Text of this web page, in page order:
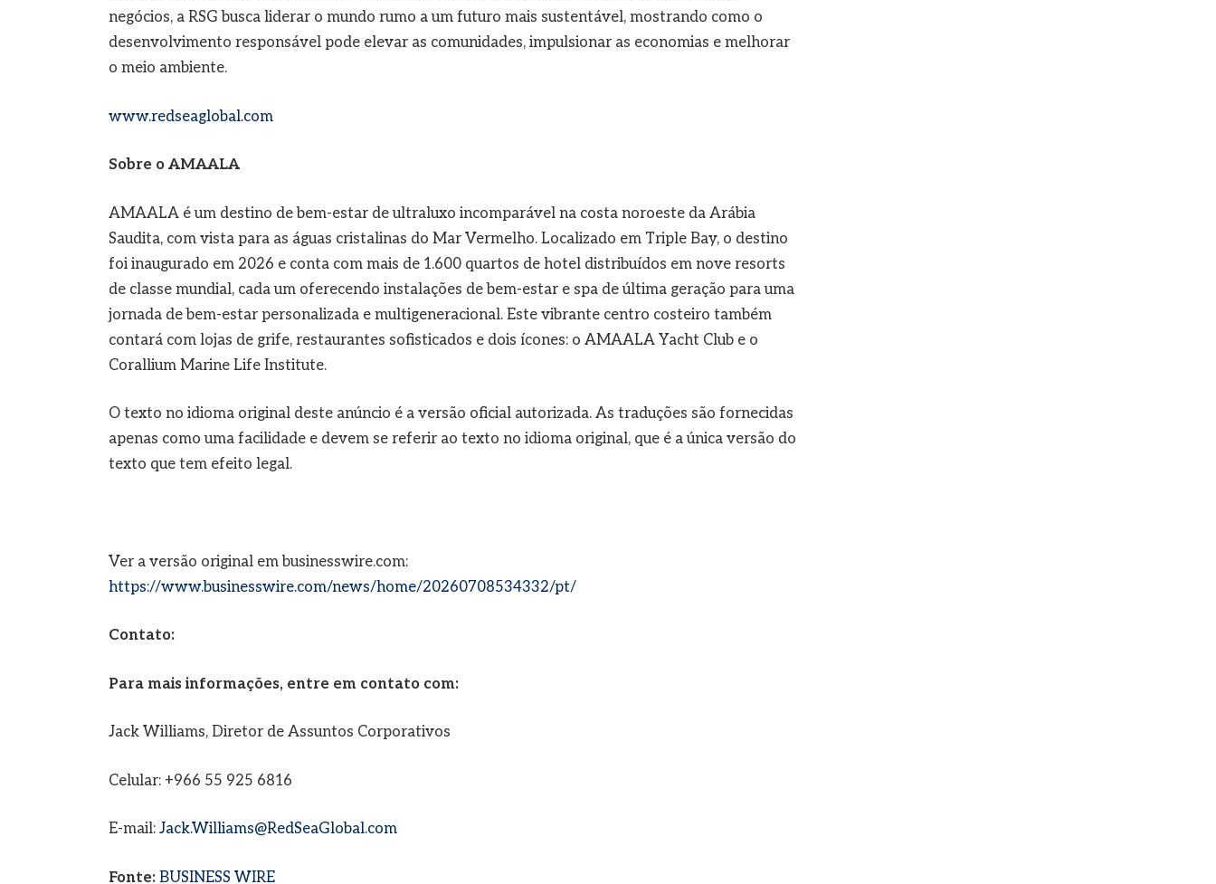
negócios, a RSG busca liderar o mundo rumo a um futuro mais sustentável, mostrando como o
desenvolvimento responsável pode elevar as comunidades, impulsionar as economias e melhorar
o meio ambiente.
www.redseaglobal.com
Sobre o AMAALA
AMAALA é um destino de bem-estar de ultraluxo incomparável na costa noroeste da Arábia
Saudita, com vista para as águas cristalinas do Mar Vermelho. Localizado em Triple Bay, o destino
foi inaugurado em 2026 e conta com mais de 1.600 quartos de hotel distribuídos em nove resorts
de classe mundial, cada um oferecendo instalações de bem-estar e spa de última geração para uma
jornada de bem-estar personalizada e multigeneracional. Este vibrante centro costeiro também
contará com lojas de grife, restaurantes sofisticados e dois ícones: o AMAALA Yacht Club e o
Corallium Marine Life Institute.
O texto no idioma original deste anúncio é a versão oficial autorizada. As traduções são fornecidas
apenas como uma facilidade e devem se referir ao texto no idioma original, que é a única versão do
texto que tem efeito legal.
Ver a versão original em businesswire.com:
https://www.businesswire.com/news/home/20260708534332/pt/
Contato:
Para mais informações, entre em contato com:
Jack Williams, Diretor de Assuntos Corporativos
Celular: +966 55 925 6816
E-mail: Jack.Williams@RedSeaGlobal.com
Fonte: BUSINESS WIRE